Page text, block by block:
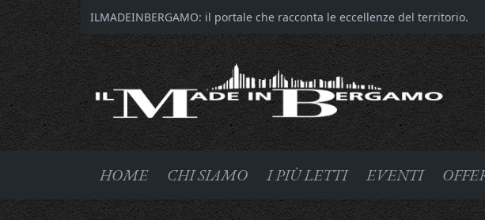
ILMADEINBERGAMO: il portale che racconta le eccellenze del territorio.
HOME CHI SIAMO I PIÙ LETTI EVENTI